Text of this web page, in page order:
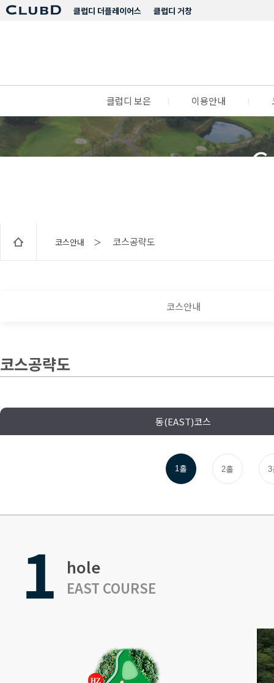
클럽디 거창
클럽디 더플레이어스
클럽디 보은 이용안내
코스안내 ＞ 코스공략도
코스안내
코스공략도
동(EAST)코스
1홀 2홀 3
1 hole
EAST COURSE